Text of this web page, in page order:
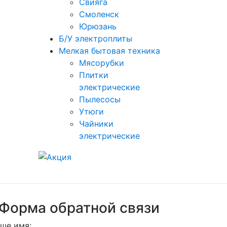
Свияга
Смоленск
Юрюзань
Б/У электроплиты
Мелкая бытовая техника
Мясорубки
Плитки
электрические
Пылесосы
Утюги
Чайники
электрические
обратной связи